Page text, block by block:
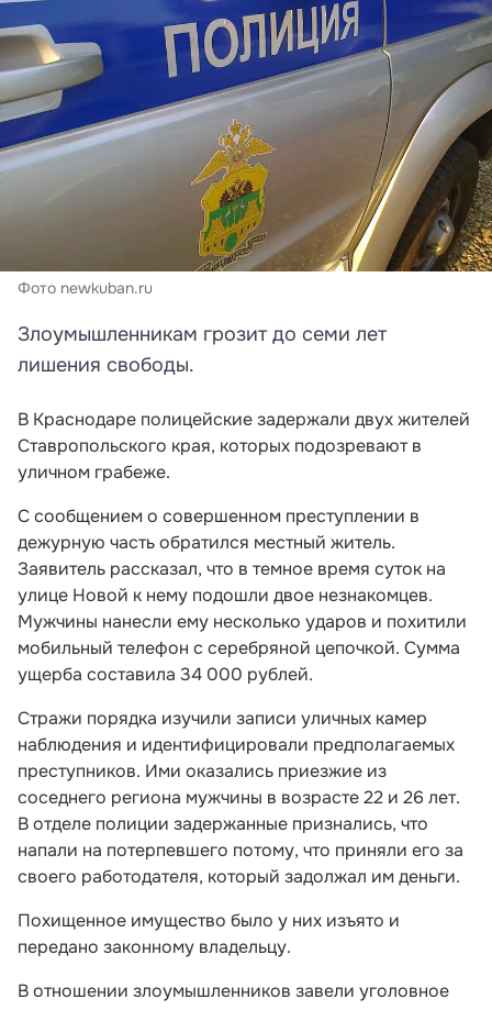
Фото newkuban.ru
Злоумышленникам грозит до семи лет
лишения свободы.
В Краснодаре полицейские задержали двух жителей
Ставропольского края, которых подозревают в
уличном грабеже.
С сообщением о совершенном преступлении в
дежурную часть обратился местный житель.
Заявитель рассказал, что в темное время суток на
улице Новой к нему подошли двое незнакомцев.
Мужчины нанесли ему несколько ударов и похитили
мобильный телефон с серебряной цепочкой. Сумма
ущерба составила 34 000 рублей.
Стражи порядка изучили записи уличных камер
наблюдения и идентифицировали предполагаемых
преступников. Ими оказались приезжие из
соседнего региона мужчины в возрасте 22 и 26 лет.
В отделе полиции задержанные признались, что
напали на потерпевшего потому, что приняли его за
своего работодателя, который задолжал им деньги.
Похищенное имущество было у них изъято и
передано законному владельцу.
В отношении злоумышленников завели уголовное